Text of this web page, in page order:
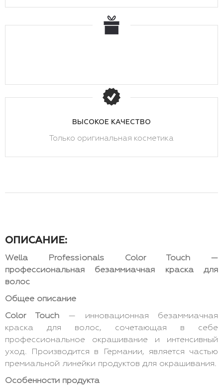
ВЫСОКОЕ КАЧЕСТВО
Только оригинальная косметика
ОПИСАНИЕ:
Wella Professionals Color Touch —
профессиональная безаммиачная краска для
волос
Общее описание
Color Touch— инновационная безаммиачная
краска для волос, сочетающая в себе
профессиональное окрашивание и интенсивный
уход. Производится в Германии, является частью
премиальной линейки продуктов для окрашивания.
Особенности продукта